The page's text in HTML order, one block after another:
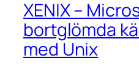
XENIX –
bortglömda
med Unix